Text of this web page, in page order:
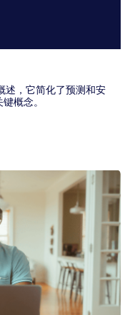
，它简化了预测和安
概念。